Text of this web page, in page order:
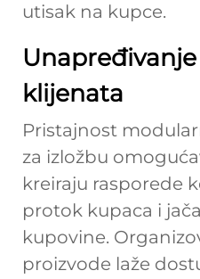
utisak na kupce.
klijenata
Pristaјnost
za izložbu
kreiraјu rasporede
protok kupaca i
kupovine.
proizvode laže